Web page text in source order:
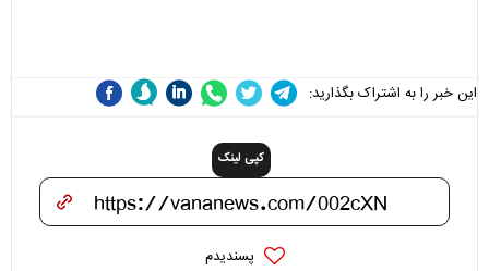
این خبر را به اشتراک بگذارید:
کپی لینک
پسندیدم